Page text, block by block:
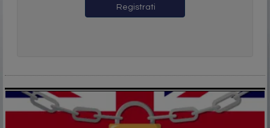
Registrati